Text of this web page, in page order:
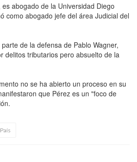
abogado de la Universidad Diego
como abogado jefe del área Judicial del
de la defensa de Pablo Wagner,
delitos tributarios pero absuelto de la
no se ha abierto un proceso en su
que Pérez es un "foco de
País